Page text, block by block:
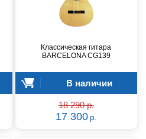
Классическая гитара
BARCELONA CG139
В наличии
18 290 р.
17 300 р.